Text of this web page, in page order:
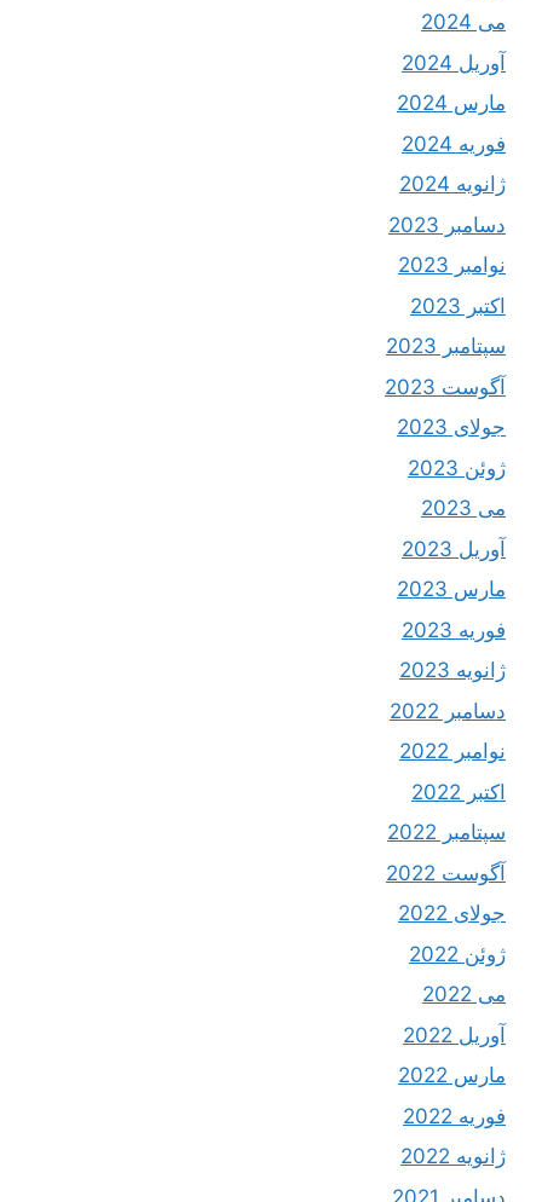
می 2024
آوریل 2024
مارس 2024
فوریه 2024
ژانویه 2024
دسامبر 2023
نوامبر 2023
اکتبر 2023
سپتامبر 2023
آگوست 2023
جولای 2023
ژوئن 2023
می 2023
آوریل 2023
مارس 2023
فوریه 2023
ژانویه 2023
دسامبر 2022
نوامبر 2022
اکتبر 2022
سپتامبر 2022
آگوست 2022
جولای 2022
ژوئن 2022
می 2022
آوریل 2022
مارس 2022
فوریه 2022
ژانویه 2022
دسامبر 2021